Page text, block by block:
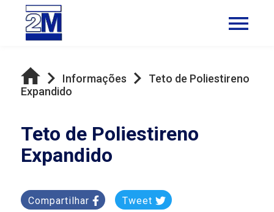
Informações
Teto de Poliestireno
Expandido
Teto de Poliestireno
Expandido
Compartilhar Tweet